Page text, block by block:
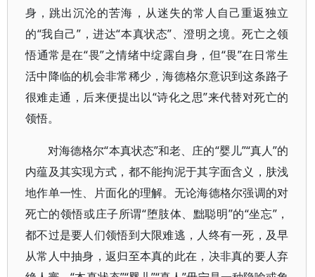
身，跳出沉沦的苦海，从迷失的常人自己重返独立
的“我自己”，进达“本真状态”、澄明之境。死亡之领
悟通常是在“畏”之情绪中绽露自身，但“畏”在日常生
活中降临的机会非常稀少，海德格尔意识到这条路子
很难走通，后来便提出以“诗化之思”来代替对死亡的
领悟。
对海德格尔“本真状态”和老、庄的“婴儿”“真人”的
内蕴及其实现方式，都不能拘泥于其字面含义，肤浅
地作单一性、片面化的理解。无论海德格尔强调的对
死亡的领悟或庄子所谓“堕肢体、黜聪明”的“坐忘”，
都不过是要人们领悟到大限难逃，人终有一死，及早
从常人中抽身，返归至本真的此在，决非真的要人弃